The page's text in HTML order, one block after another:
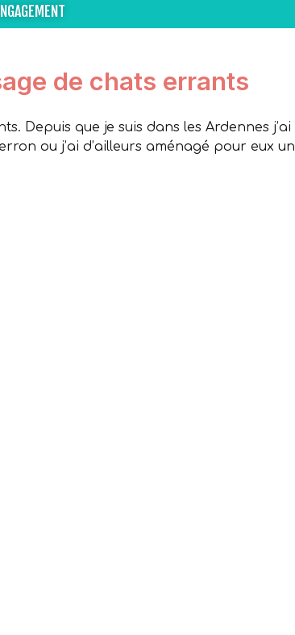
de chats errants
Depuis que je suis dans les Ardennes j’ai
ou j’ai d’ailleurs aménagé pour eux un